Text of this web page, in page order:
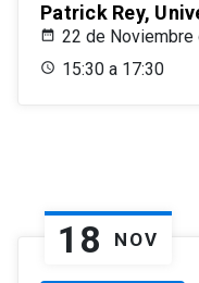
Patrick Rey,
22 de Noviembre
15:30 a 17:30
18 NOV